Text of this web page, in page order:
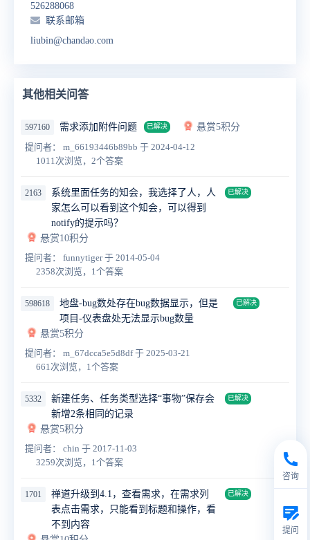
526288068
联系邮箱
liubin@chandao.com
其他相关问答
597160 需求添加附件问题 已解决
悬赏5积分
提问者： m_66193446b89bb 于 2024-04-12
1011次浏览，2个答案
2163
系统里面任务的知会，我选择了人，人
家怎么可以看到这个知会，可以得到
notify的提示吗？
已解决
悬赏10积分
提问者： funnytiger于 2014-05-04
2358次浏览，1个答案
598618
地盘-bug数处存在bug数据显示，但是
项目-仪表盘处无法显示bug数量
已解决
悬赏5积分
提问者： m_67dcca5e5d8df于 2025-03-21
661次浏览，1个答案
5332
新建任务、任务类型选择“事物”保存会
新增2条相同的记录
已解决
悬赏5积分
提问者： chin 于 2017-11-03
3259次浏览，1个答案
1701
禅道升级到4.1，查看需求，在需求列
表点击需求，只能看到标题和操作，看
不到内容
已解决
咨询
提问